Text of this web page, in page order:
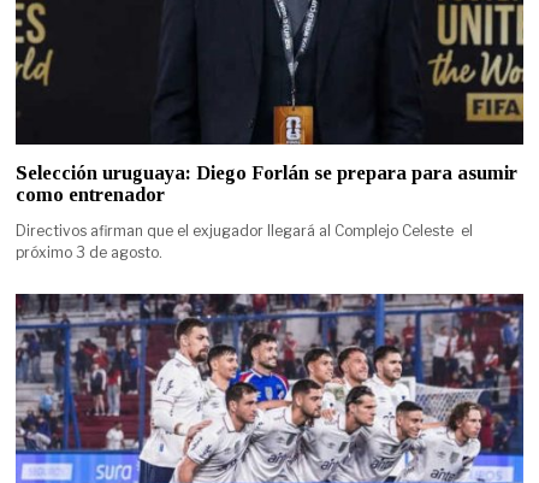
Selección uruguaya: Diego Forlán se prepara para asumir
como entrenador
Directivos afirman que el exjugador llegará al Complejo Celeste el
próximo 3 de agosto.